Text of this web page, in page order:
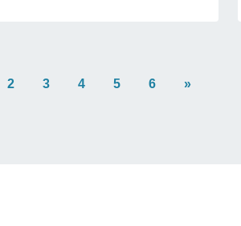
2 3 4 5 6 »